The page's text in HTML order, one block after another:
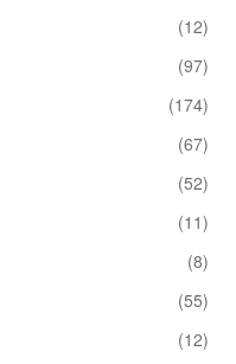
(12)
(97)
(174)
(67)
(52)
(11)
(8)
(55)
(12)